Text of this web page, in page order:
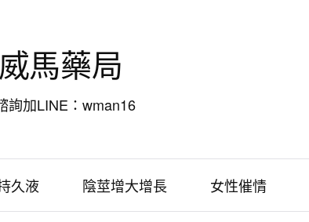
威馬藥局
詢加LINE：wman16
久液 陰莖增大增長 女性催情